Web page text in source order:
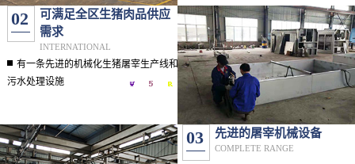
02
可满足全区生猪肉品供应
需求
INTERNATIONAL
有一条先进的机械化生猪屠宰生产线和
污水处理设施
03 先进的屠宰机械设备
COMPLETE RANGE